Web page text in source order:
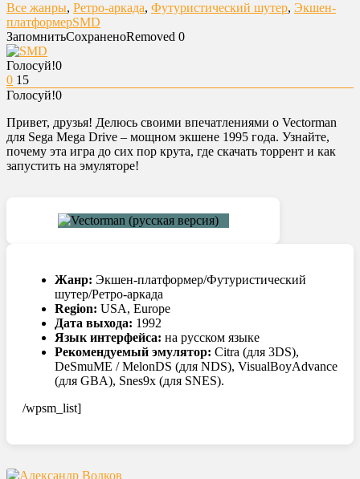
Все жанры, Ретро-аркада, Футуристический шутер, Экшен-
платформерSMD
ЗапомнитьСохраненоRemoved 0
Голосуй!0
0 15
Голосуй!0
Привет, друзья! Делюсь своими впечатлениями о Vectorman
для Sega Mega Drive – мощном экшене 1995 года. Узнайте,
почему эта игра до сих пор крута, где скачать торрент и как
запустить на эмуляторе!
Жанр: Экшен-платформер/Футуристический
шутер/Ретро-аркада
Region: USA, Europe
Дата выхода: 1992
Язык интерфейса: на русском языке
Рекомендуемый эмулятор: Citra (для 3DS),
DeSmuME / MelonDS (для NDS), VisualBoyAdvance
(для GBA), Snes9x (для SNES).
/wpsm_list]